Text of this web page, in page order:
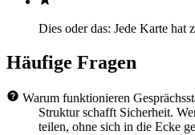
Dies oder das: Jede Karte
Häufige Fragen
Warum funktionieren
Struktur schafft Sicherheit.
teilen, ohne sich in die Ecke